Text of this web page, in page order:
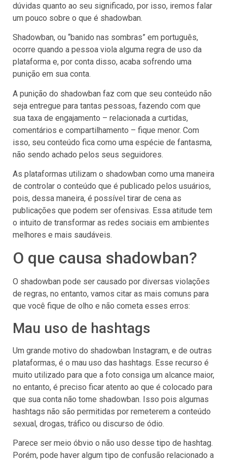
dúvidas quanto ao seu significado, por isso, iremos falar
um pouco sobre o que é shadowban.
Shadowban, ou “banido nas sombras” em português,
ocorre quando a pessoa viola alguma regra de uso da
plataforma e, por conta disso, acaba sofrendo uma
punição em sua conta.
A punição do shadowban faz com que seu conteúdo não
seja entregue para tantas pessoas, fazendo com que
sua taxa de engajamento – relacionada a curtidas,
comentários e compartilhamento – fique menor. Com
isso, seu conteúdo fica como uma espécie de fantasma,
não sendo achado pelos seus seguidores.
As plataformas utilizam o shadowban como uma maneira
de controlar o conteúdo que é publicado pelos usuários,
pois, dessa maneira, é possível tirar de cena as
publicações que podem ser ofensivas. Essa atitude tem
o intuito de transformar as redes sociais em ambientes
melhores e mais saudáveis.
O que causa shadowban?
O shadowban pode ser causado por diversas violações
de regras, no entanto, vamos citar as mais comuns para
que você fique de olho e não cometa esses erros:
Mau uso de hashtags
Um grande motivo do shadowban Instagram, e de outras
plataformas, é o mau uso das hashtags. Esse recurso é
muito utilizado para que a foto consiga um alcance maior,
no entanto, é preciso ficar atento ao que é colocado para
que sua conta não tome shadowban. Isso pois algumas
hashtags não são permitidas por remeterem a conteúdo
sexual, drogas, tráfico ou discurso de ódio.
Parece ser meio óbvio o não uso desse tipo de hashtag.
Porém, pode haver algum tipo de confusão relacionado a